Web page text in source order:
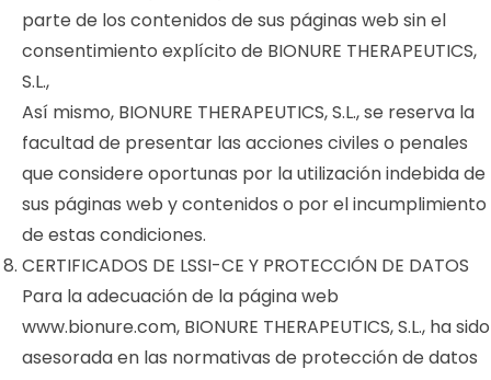
parte de los contenidos de sus páginas web sin el
consentimiento explícito de BIONURE THERAPEUTICS,
S.L.,
Así mismo, BIONURE THERAPEUTICS, S.L., se reserva la
facultad de presentar las acciones civiles o penales
que considere oportunas por la utilización indebida de
sus páginas web y contenidos o por el incumplimiento
de estas condiciones.
CERTIFICADOS DE LSSI-CE Y PROTECCIÓN DE DATOS
Para la adecuación de la página web
www.bionure.com, BIONURE THERAPEUTICS, S.L., ha sido
asesorada en las normativas de protección de datos